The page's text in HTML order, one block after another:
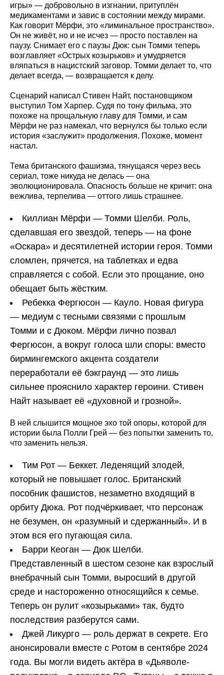
игры» — добровольно в изгнании, притуплён
медикаментами и завис в состоянии между мирами.
Как говорит Мёрфи, это «лиминальное пространство».
Он не живёт, но и не исчез — просто поставлен на
паузу. Снимает его с паузы Дюк: сын Томми теперь
возглавляет «Острых козырьков» и умудряется
вляпаться в нацистский заговор. Томми делает то, что
делает всегда, — возвращается к делу.
Сценарий написал Стивен Найт, постановщиком
выступил Том Харпер. Судя по тону фильма, это
похоже на прощальную главу для Томми, и сам
Мёрфи не раз намекал, что вернулся бы только если
история «заслужит» продолжения. Похоже, момент
настал.
Тема британского фашизма, тянущаяся через весь
сериал, тоже никуда не делась — она
эволюционировала. Опасность больше не кричит: она
вежлива, терпелива — оттого лишь страшнее.
Киллиан Мёрфи — Томми Шелби. Роль,
сделавшая его звездой, теперь — на фоне
«Оскара» и десятилетней истории героя. Томми
сломлен, прячется, на таблетках и едва
справляется с собой. Если это прощание, оно
обещает быть жёстким.
Ребекка Фергюсон — Кауло. Новая фигура
— медиум с тесными связями с прошлым
Томми и с Дюком. Мёрфи лично позвал
Фергюсон, а вокруг голоса шли споры: вместо
бирмингемского акцента создатели
переработали её бэкграунд — это лишь
сильнее прояснило характер героини. Стивен
Найт называет её «духовной и грозной».
В ней слышится мощное эхо той опоры, которой для
истории была Полли Грей — без попытки заменить то,
что заменить нельзя.
Тим Рот — Беккет. Леденящий злодей,
который не повышает голос. Британский
пособник фашистов, незаметно входящий в
орбиту Дюка. Рот подчёркивает, что персонаж
не безумен, он «разумный и сдержанный». И в
этом вся его пугающая сила.
Барри Кеоган — Дюк Шелби.
Представленный в шестом сезоне как взрослый
внебрачный сын Томми, выросший в другой
среде и настороженно относящийся к семье.
Теперь он рулит «козырьками» так, будто
последствия разберутся сами.
Джей Ликурго — роль держат в секрете. Его
анонсировали вместе с Ротом в сентябре 2024
года. Вы могли видеть актёра в «Дьяволе-